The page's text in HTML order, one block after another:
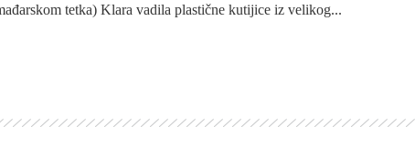
tetka) Klara vadila plastične kutijice iz velikog...